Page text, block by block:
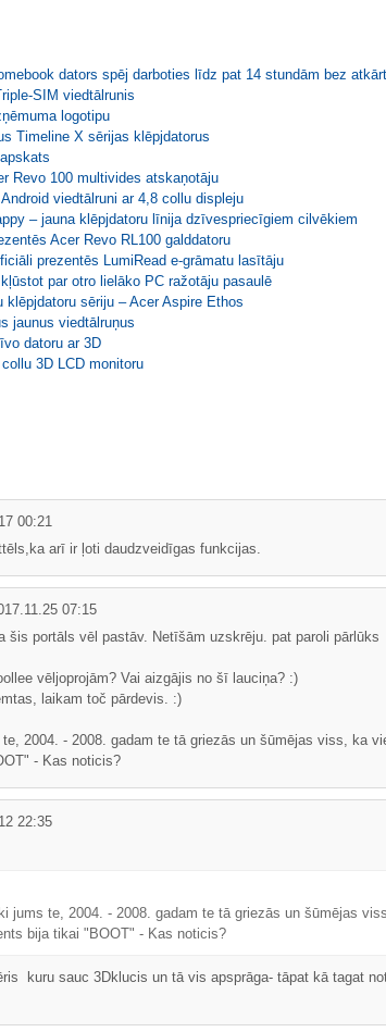
dators spēj darboties līdz pat 14 stundām bez
SIM viedtālrunis
logotipu
Timeline X sērijas klēpjdatorus
Revo 100 multivides atskaņotāju
viedtālruni ar 4,8 collu displeju
– jauna klēpjdatoru līnija dzīvespriecīgiem cilvēkiem
Acer Revo RL100 galddatoru
prezentēs LumiRead e-grāmatu lasītāju
par otro lielāko PC ražotāju pasaulē
klēpjdatoru sēriju – Acer Aspire Ethos
jaunus viedtālruņus
datoru ar 3D
3D LCD monitoru
00:21
arī ir ļoti daudzveidīgas funkcijas.
07:15
šis portāls vēl pastāv. Netīšām uzskrēju. pat paroli pārlūks
vēljoprojām? Vai aizgājis no šī lauciņa? :)
laikam toč pārdevis. :)
2004. - 2008. gadam te tā griezās un šūmējas viss, ka
- Kas noticis?
22:35
jums te, 2004. - 2008. gadam te tā griezās un šūmējas
bija tikai "BOOT" - Kas noticis?
kuru sauc 3Dklucis un tā vis apsprāga- tāpat kā tagat